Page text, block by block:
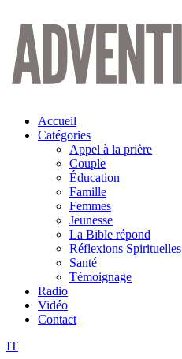
Aller
contenu
Accueil
Catégories
Appel à la prière
Couple
Éducation
Famille
Femmes
Jeunesse
La Bible répond
Réflexions Spirituelles
Santé
Témoignage
Radio
Vidéo
Contact
IT